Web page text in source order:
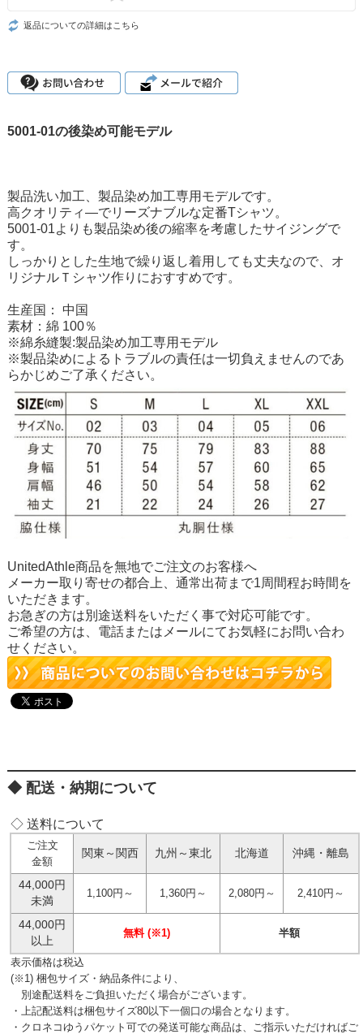
返品についての詳細はこちら
5001-01の後染め可能モデル
製品洗い加工、製品染め加工専用モデルです。
高クオリティ―でリーズナブルな定番Tシャツ。
5001-01よりも製品染め後の縮率を考慮したサイジングで
す。
しっかりとした生地で繰り返し着用しても丈夫なので、オ
リジナルＴシャツ作りにおすすめです。
生産国： 中国
素材：綿 100％
※綿糸縫製:製品染め加工専用モデル
※製品染めによるトラブルの責任は一切負えませんのであ
らかじめご了承ください。
UnitedAthle商品を無地でご注文のお客様へ
メーカー取り寄せの都合上、通常出荷まで1周間程お時間を
いただきます。
お急ぎの方は別途送料をいただく事で対応可能です。
ご希望の方は、電話またはメールにてお気軽にお問い合わ
せください。
配送・納期について
◇ 送料について
ご注文
金額
関東～関西 九州～東北 北海道 沖縄・離島
44,000円
未満
1,100円～ 1,360円～ 2,080円～ 2,410円～
44,000円
以上
無料 (※1) 半額
表示価格は税込
(※1) 梱包サイズ・納品条件により、
別途配送料をご負担いただく場合がございます。
・上記配送料は梱包サイズ80以下一個口の場合となります。
・クロネコゆうパケット可での発送可能な商品は、ご指示いただければご